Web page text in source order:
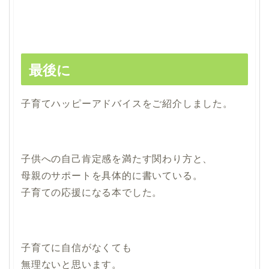
最後に
子育てハッピーアドバイスをご紹介しました。
子供への自己肯定感を満たす関わり方と、
母親のサポートを具体的に書いている。
子育ての応援になる本でした。
子育てに自信がなくても
無理ないと思います。